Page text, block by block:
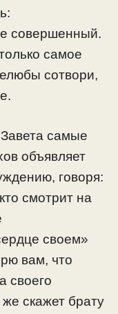
совершенный.
самое
сотвори,
самые
объявляет
говоря:
смотрит на
своем»
вам, что
своего
скажет брату